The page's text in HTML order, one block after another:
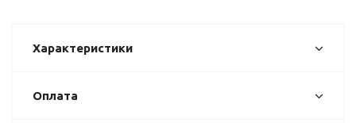
Характеристики
Оплата